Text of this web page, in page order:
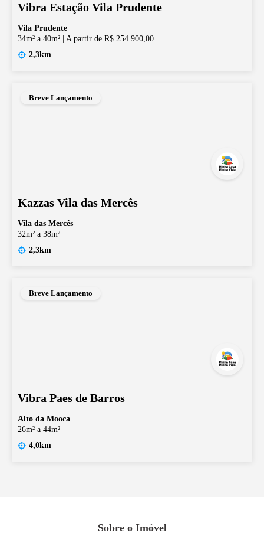
Vibra Estação Vila Prudente
Vila Prudente
34m² a 40m²
A partir de R$ 254.900,00
2,3km
Breve Lançamento
Kazzas Vila das Mercês
Vila das Mercês
32m² a 38m²
2,3km
Breve Lançamento
Vibra Paes de Barros
Alto da Mooca
26m² a 44m²
4,0km
Sobre o Imóvel